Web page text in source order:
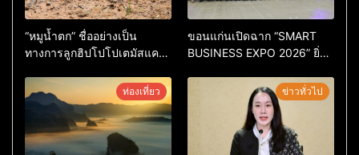
“หมูน้ำตก” ชื่ออย่างเป็น
ทางการลูกฮิปโปโปเตมัสแคระ
หลังผู้ร่วมกิจกรรมร่วมโหวต
ชนะกว่า 10,000 คะแนน
ขอนแก่นเปิดฉาก “SMART
BUSINESS EXPO 2026” ยิ่ง
ยกระดับเศรษฐกิจดิจิทัลอีสาน
ท่องเที่ยว ข่าวทั่วไป